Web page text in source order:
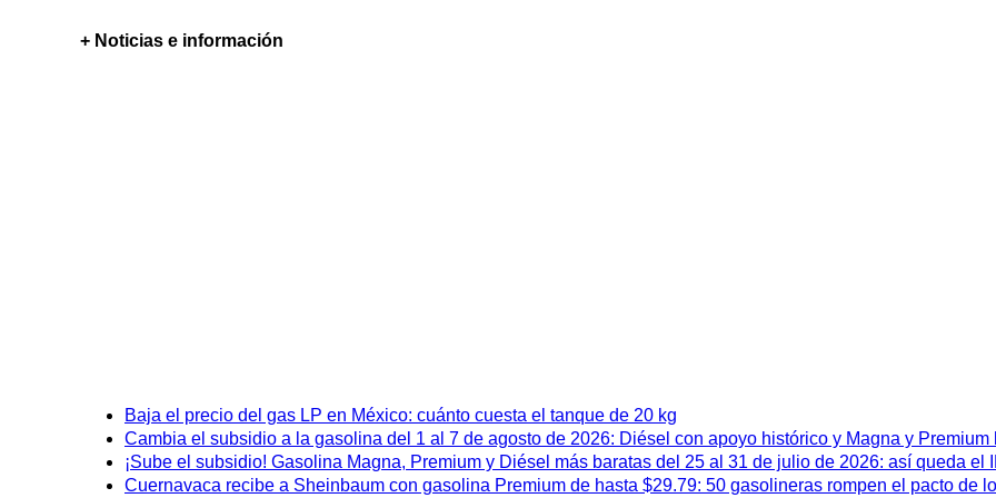
+ Noticias e información
Baja el precio del gas LP en México: cuánto cuesta el tanque de 20 kg
Cambia el subsidio a la gasolina del 1 al 7 de agosto de 2026: Diésel con apoyo histórico y Magna y Premium
¡Sube el subsidio! Gasolina Magna, Premium y Diésel más baratas del 25 al 31 de julio de 2026: así queda el
Cuernavaca recibe a Sheinbaum con gasolina Premium de hasta $29.79: 50 gasolineras rompen el pacto de